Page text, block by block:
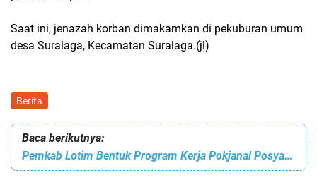
Saat ini, jenazah korban dimakamkan di pekuburan umum
desa Suralaga, Kecamatan Suralaga.(jl)
Berita
Baca berikutnya:
Pemkab Lotim Bentuk Program Kerja Pokjanal Posyandu Tingkat Kabupaten